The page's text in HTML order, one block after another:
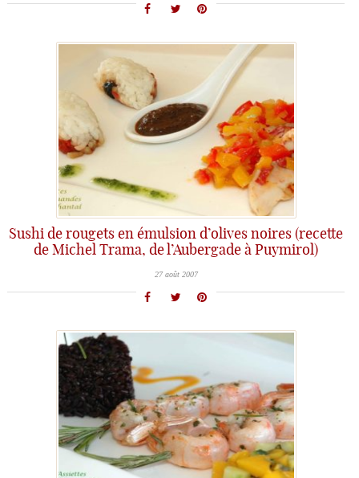
Sushi de rougets en émulsion d’olives noires (recette
de Michel Trama, de l’Aubergade à Puymirol)
27 août 2007